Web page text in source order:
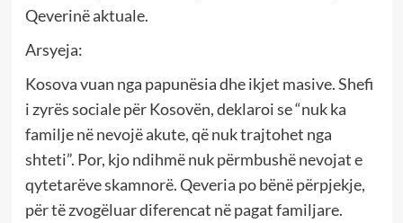
Qeverinë aktuale.
Arsyeja:
Kosova vuan nga papunësia dhe ikjet masive. Shefi
i zyrës sociale për Kosovën, deklaroi se “nuk ka
familje në nevojë akute, që nuk trajtohet nga
shteti”. Por, kjo ndihmë nuk përmbushë nevojat e
qytetarëve skamnorë. Qeveria po bënë përpjekje,
për të zvogëluar diferencat në pagat familjare.